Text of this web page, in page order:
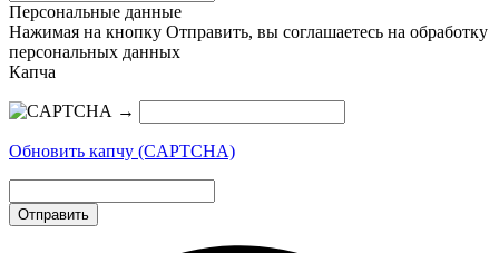
Персональные данные
Нажимая на кнопку Отправить, вы соглашаетесь на обработку
персональных данных
Капча
→
Обновить капчу (CAPTCHA)
Отправить